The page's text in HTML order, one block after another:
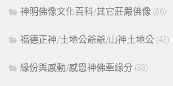
神明佛像文化百科/其它莊嚴佛像 (86)
福德正神/土地公爺爺/山神土地公 (43)
緣份與感動/感恩神佛牽緣分 (88)